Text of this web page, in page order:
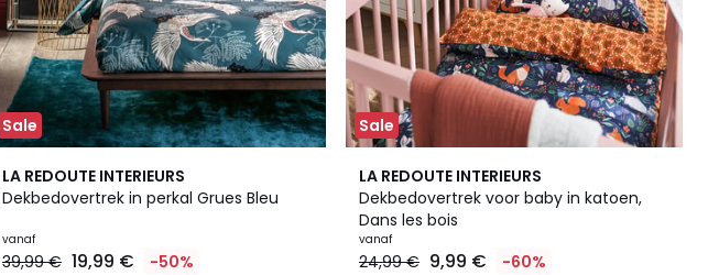
Sale
LA REDOUTE INTERIEURS
Dekbedovertrek in perkal Grues Bleu
vanaf
39,99 € 19,99 € -50%
4,5
/ 5
Sale
LA REDOUTE INTERIEURS
Dekbedovertrek voor baby in katoen,
Dans les bois
vanaf
24,99 € 9,99 € -60%
4,4
/ 5